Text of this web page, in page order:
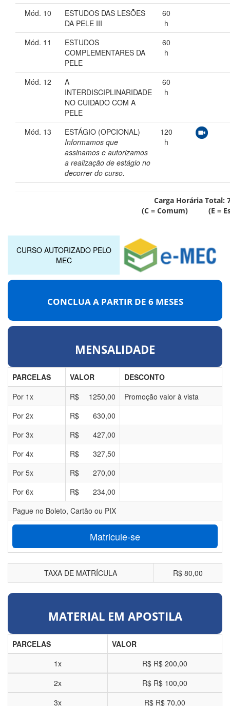
Mód. 10
ESTUDOS DAS LESÕES
DA PELE III
60
h
Mód. 11
ESTUDOS
COMPLEMENTARES DA
PELE
60
h
Mód. 12
A
INTERDISCIPLINARIDADE
NO CUIDADO COM A
PELE
60
h
Mód. 13
ESTÁGIO (OPCIONAL)
Informamos que
assinamos e autorizamos
a realização de estágio no
decorrer do curso.
120
h
Carga Horária Total:
(C = Comum) (E =
CURSO AUTORIZADO PELO
MEC
CONCLUA A PARTIR DE 6 MESES
MENSALIDADE
PARCELAS VALOR
DESCONTO
Por 1x R$ 1250,00
Promoção valor à vista
Por 2x R$
630,00
Por 3x R$
427,00
Por 4x R$
327,50
Por 5x R$
270,00
Por 6x R$
234,00
Pague no Boleto, Cartão ou PIX
Matricule-se
TAXA DE MATRÍCULA R$ 80,00
MATERIAL EM APOSTILA
PARCELAS
VALOR
1x
R$ R$ 200,00
2x
R$ R$ 100,00
3x
R$ R$ 70,00